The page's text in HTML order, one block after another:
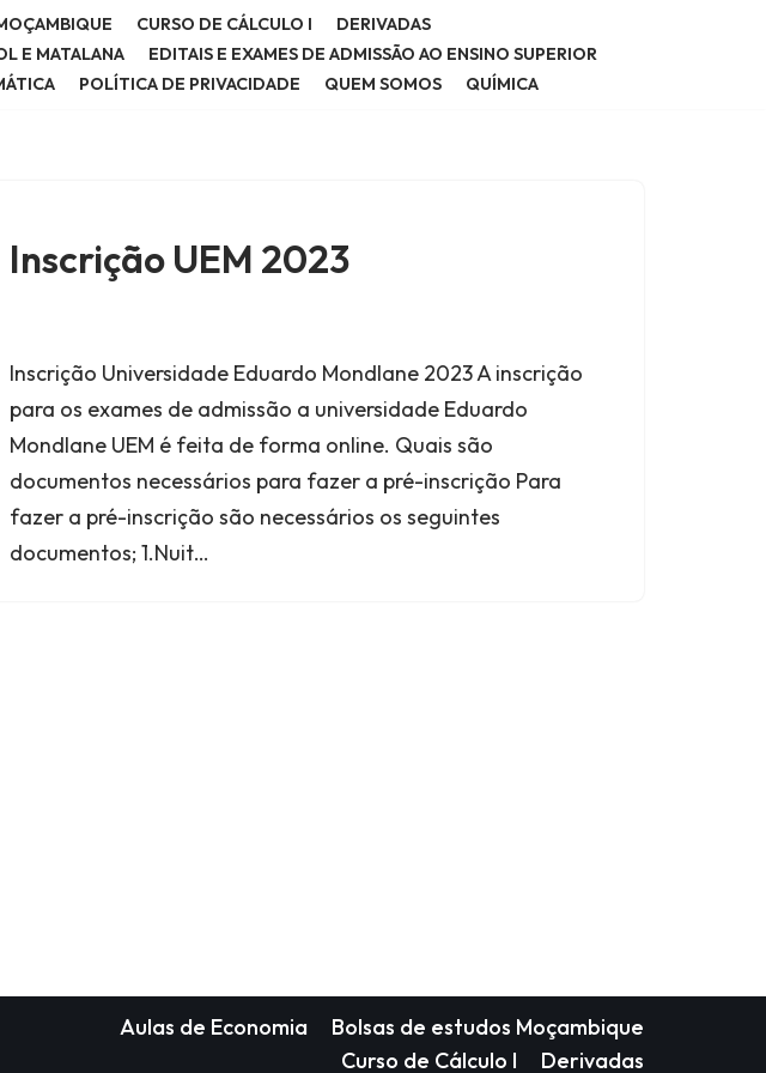
CURSO DE CÁLCULO I
DERIVADAS
E MATALANA
EDITAIS E EXAMES DE ADMISSÃO AO ENSINO SUPERIOR
POLÍTICA DE PRIVACIDADE QUEM SOMOS QUÍMICA
Inscrição UEM 2023
Inscrição Universidade Eduardo Mondlane 2023 A inscrição
para os exames de admissão a universidade Eduardo
Mondlane UEM é feita de forma online. Quais são
documentos necessários para fazer a pré-inscrição Para
fazer a pré-inscrição são necessários os seguintes
documentos; 1.Nuit…
Aulas de Economia
Bolsas de estudos Moçambique
Curso de Cálculo I
Derivadas